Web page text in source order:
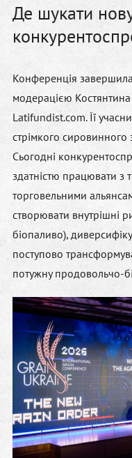
Де шукати
Конференція
модерацією
Latifundist.com. Її
стрімкого
Сьогодні
здатністю працювати з
торговельними
створювати внутрішні
біопаливо),
поступово
потужнупродовольчо-